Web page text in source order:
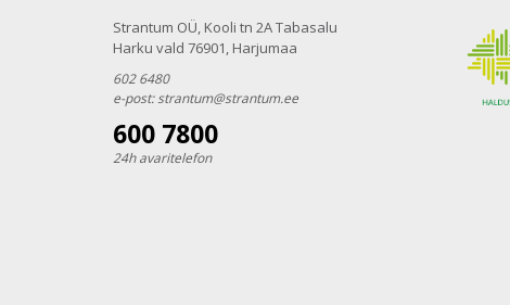
Strantum OÜ, Kooli tn 2A Tabasalu
Harku vald 76901, Harjumaa
602 6480
e-post:strantum@strantum.ee
600 7800
24h avaritelefon